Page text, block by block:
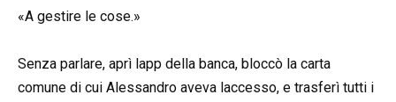
«A gestire le cose.»
Senza parlare, aprì lapp della banca, bloccò la carta
comune di cui Alessandro aveva laccesso, e trasferì tutti i